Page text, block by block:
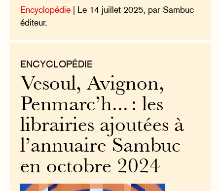
Encyclopédie | Le 14 juillet 2025, par Sambuc
éditeur.
ENCYCLOPÉDIE
Vesoul, Avignon,
Penmarc’h... : les
librairies ajoutées à
l’annuaire Sambuc
en octobre 2024